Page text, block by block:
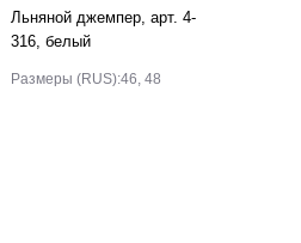
Льняной джемпер, арт. 4-
316, белый
Размеры (RUS):46, 48